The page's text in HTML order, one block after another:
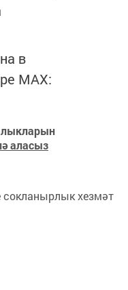
в
MАХ:
аласыз